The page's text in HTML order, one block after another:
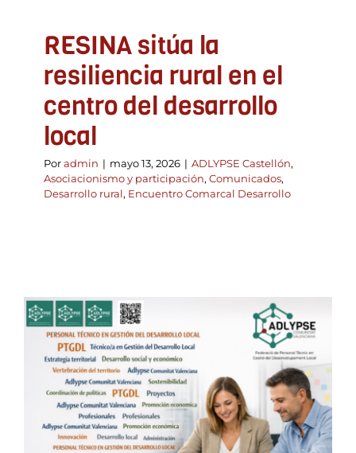
RESINA sitúa la
resiliencia rural en el
centro del desarrollo
local
Poradmin | mayo 13, 2026 | ADLYPSE Castellón,
Asociacionismo y participación, Comunicados,
Desarrollo rural, Encuentro Comarcal Desarrollo
ADLYPSE y FEPRODEL
presentan una ficha
técnica para
profesionalizar la gestión
del desarrollo local con
proyección estatal